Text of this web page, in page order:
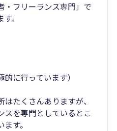
フリーランス専門」で
。
に行っています）
たくさんありますが、
スを専門としているとこ
す。